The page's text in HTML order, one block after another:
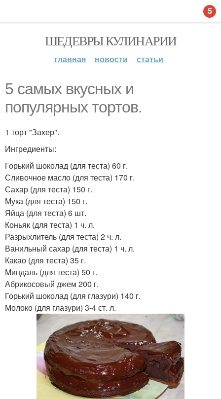
ШЕДЕВРЫ КУЛИНАРИИ
главная новости статьи
5 самых вкусных и
популярных тортов.
1 торт "Захер".
Ингредиенты:
Горький шоколад (для теста) 60 г.
Сливочное масло (для теста) 170 г.
Сахар (для теста) 150 г.
Мука (для теста) 150 г.
Яйца (для теста) 6 шт.
Коньяк (для теста) 1 ч. л.
Разрыхлитель (для теста) 2 ч. л.
Ванильный сахар (для теста) 1 ч. л.
Какао (для теста) 35 г.
Миндаль (для теста) 50 г.
Абрикосовый джем 200 г.
Горький шоколад (для глазури) 140 г.
Молоко (для глазури) 3-4 ст. л.
5